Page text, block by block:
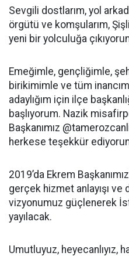
Sevgili dostlarım, yol
örgütü ve komşularım,
yeni bir yolculuğa
Emeğimle, gençliğimle,
birikimimle ve tüm
adaylığım için ilçe
başlıyorum. Nazik
Başkanımız
herkese teşekkür
2019’da Ekrem
gerçek hizmet anlayışı
vizyonumuz güçlenerek
yayılacak.
Umutluyuz, heyecanlıyız,